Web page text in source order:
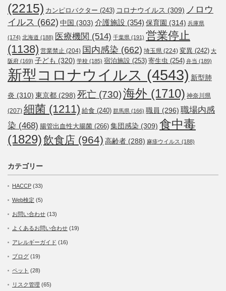
(2215) カンピロバクター (243) コロナウイルス (309) ノロウ
イルス (662) 中国 (303) 介護施設 (354) 保育園 (314) 兵庫県
(174) 北海道 (188) 医療機関 (514) 千葉県 (191) 営業停止
(1138) 営業禁止 (204) 国内感染 (662) 埼玉県 (224) 変異 (242) 大
阪府 (169) 子ども (320) 学校 (185) 宿泊施設 (253) 寄生虫 (254) 弁当 (189)
新型コロナウイルス (4543) 新型肺
炎 (310) 東京都 (298) 死亡 (730)海外 (1710) 神奈川県
(207) 細菌 (1211) 給食 (240) 群馬県 (166) 職員 (296) 職場内感
染 (468) 腸管出血性大腸菌 (266) 集団感染 (309) 食中毒
(1829)飲食店 (964) 高齢者 (288) 麻疹ウイルス (188)
カテゴリー
HACCP (33)
Web検定 (5)
お問い合わせ (13)
よくあるお問い合わせ (19)
アレルギーガイド (16)
ブログ (19)
ペット (28)
リスク管理 (65)